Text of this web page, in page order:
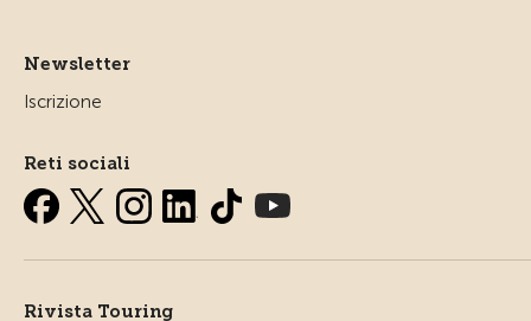
Newsletter
Iscrizione
Reti sociali
Rivista Touring